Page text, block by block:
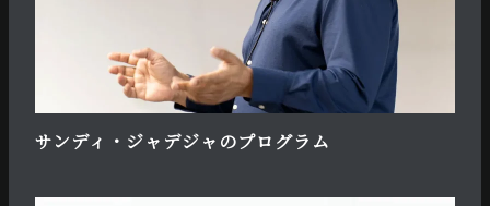
サンディ・ジャデジャのプログラム